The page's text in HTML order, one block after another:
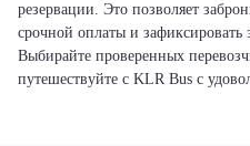
резервации. Это позволяет
срочной оплаты и
Выбирайте проверенных
путешествуйте с KLR Bus с